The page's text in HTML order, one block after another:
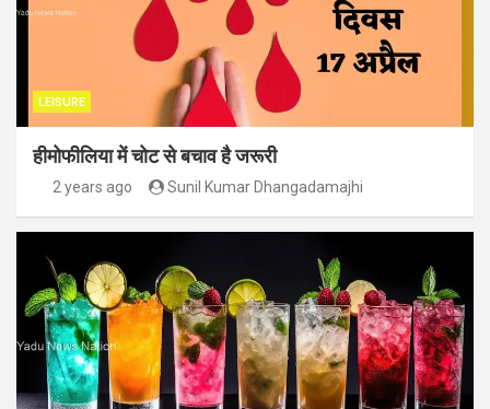
LEISURE
हीमोफीलिया में चोट से बचाव है जरूरी
2 years ago Sunil Kumar Dhangadamajhi